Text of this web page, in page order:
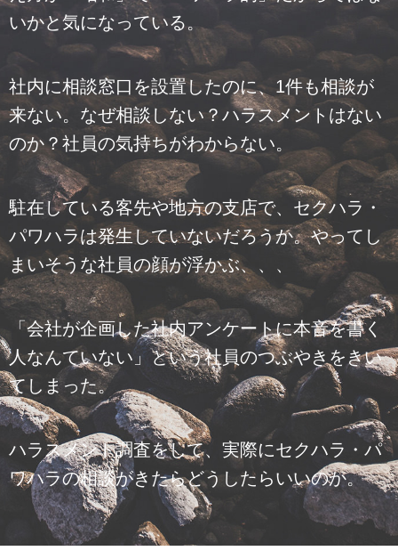
いかと気になっている。
社内に相談窓口を設置したのに、1件も相談が
来ない。なぜ相談しない？ハラスメントはない
のか？社員の気持ちがわからない。
駐在している客先や地方の支店で、セクハラ・
パワハラは発生していないだろうか。やってし
まいそうな社員の顔が浮かぶ、、、
「会社が企画した社内アンケートに本音を書く
人なんていない」という社員のつぶやきをきい
てしまった。
ハラスメント調査をして、実際にセクハラ・パ
ワハラの相談がきたらどうしたらいいのか。